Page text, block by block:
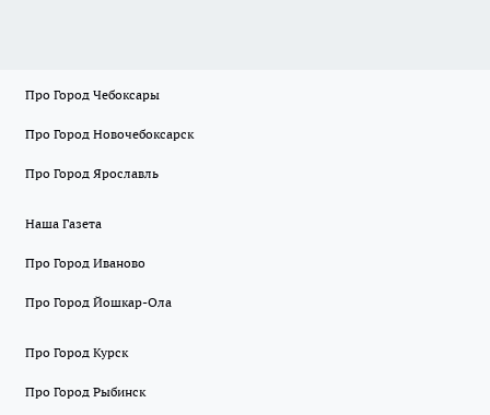
Про Город Чебоксары
Про Город Новочебоксарск
Про Город Ярославль
Наша Газета
Про Город Иваново
Про Город Йошкар-Ола
Про Город Курск
Про Город Рыбинск